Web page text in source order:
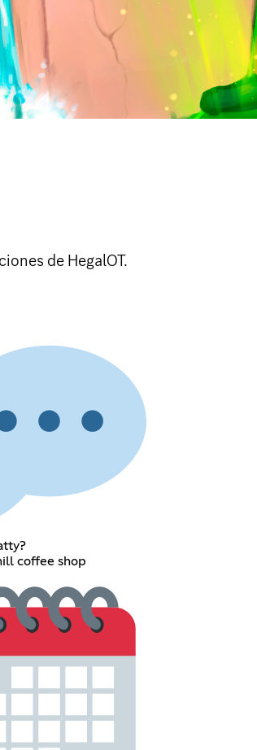
de HegalOT.
coffee shop